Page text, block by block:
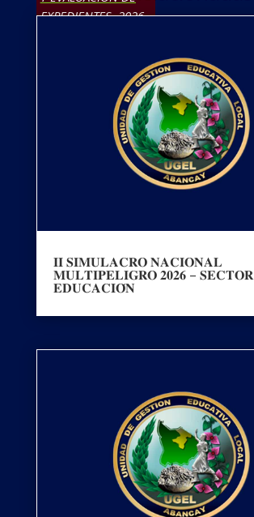
EXPEDIENTES. 2026
𝐈𝐈 𝐒𝐈𝐌𝐔𝐋𝐀𝐂𝐑𝐎 𝐍𝐀𝐂𝐈𝐎𝐍𝐀𝐋
𝐌𝐔𝐋𝐓𝐈𝐏𝐄𝐋𝐈𝐆𝐑𝐎 𝟐𝟎𝟐𝟔 – 𝐒𝐄𝐂𝐓𝐎𝐑
𝐄𝐃𝐔𝐂𝐀𝐂𝐈𝐎́𝐍